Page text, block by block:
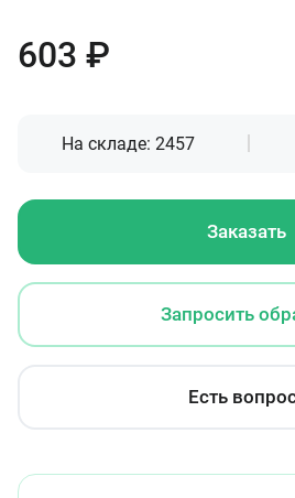
603 ₽
На складе:2457
Заказать
Запросить
Есть